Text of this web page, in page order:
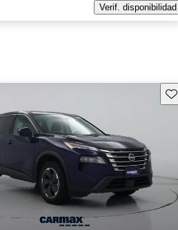
Verif. disponibilidad